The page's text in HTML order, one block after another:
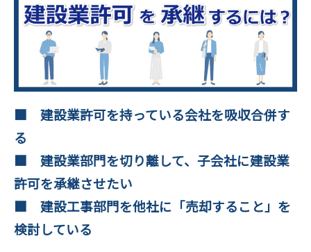
■ 建設業許可を持っている会社を吸収合併す
る
■ 建設業部門を切り離して、子会社に建設業
許可を承継させたい
■ 建設工事部門を他社に「売却すること」を
検討している